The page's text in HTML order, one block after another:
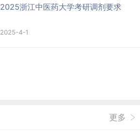
2025浙江中医药大学考研调剂要求
2025-4-1
更多